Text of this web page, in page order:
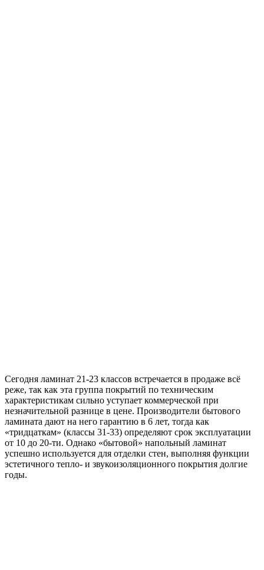
Сегодня ламинат 21-23 классов встречается в продаже всё
реже, так как эта группа покрытий по техническим
характеристикам сильно уступает коммерческой при
незначительной разнице в цене. Производители бытового
ламината дают на него гарантию в 6 лет, тогда как
«тридцаткам» (классы 31-33) определяют срок эксплуатации
от 10 до 20-ти. Однако «бытовой» напольный ламинат
успешно используется для отделки стен, выполняя функции
эстетичного тепло- и звукоизоляционного покрытия долгие
годы.